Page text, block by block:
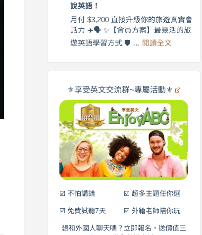
更
自
在
✨
劍
橋
×
享
英
旅
遊
口
說
營
說英語！
月付 $3,200 直接升級你的旅遊真實會
話力 ✈️🗣️ ✨【會員方案】最靈活的旅
遊英語學習方式 🛡️ … 閱讀全文
商
劍
×
EnjoyABC
0
元
開
始
說
英
語！
⚜️享受英文交流群~專屬活動⚜️
☑️ 不怕講錯
☑️ 免費試聽7天
☑️ 超多主題任你選
☑️ 外籍老師陪你玩
想和外國人聊天嗎？立即報名，送價值三